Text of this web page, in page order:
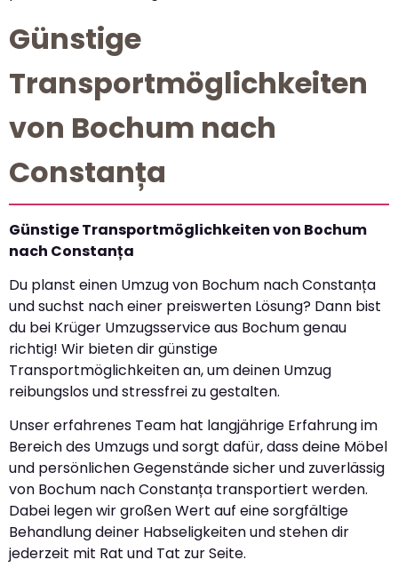
Günstige
Transportmöglichkeiten
von Bochum nach
Constanța
Günstige Transportmöglichkeiten von Bochum
nach Constanța
Du planst einen Umzug von Bochum nach Constanța
und suchst nach einer preiswerten Lösung? Dann bist
du bei Krüger Umzugsservice aus Bochum genau
richtig! Wir bieten dir günstige
Transportmöglichkeiten an, um deinen Umzug
reibungslos und stressfrei zu gestalten.
Unser erfahrenes Team hat langjährige Erfahrung im
Bereich des Umzugs und sorgt dafür, dass deine Möbel
und persönlichen Gegenstände sicher und zuverlässig
von Bochum nach Constanța transportiert werden.
Dabei legen wir großen Wert auf eine sorgfältige
Behandlung deiner Habseligkeiten und stehen dir
jederzeit mit Rat und Tat zur Seite.